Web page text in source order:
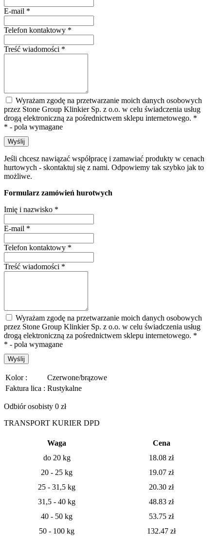
E-mail *
Telefon kontaktowy *
Treść wiadomości *
Wyrażam zgodę na przetwarzanie moich danych osobowych
przez Stone Group Klinkier Sp. z o.o. w celu świadczenia usług
drogą elektroniczną za pośrednictwem sklepu internetowego. *
* - pola wymagane
Wyślij
Jeśli chcesz nawiązać współpracę i zamawiać produkty w cenach
hurtowych - skontaktuj się z nami. Odpowiemy tak szybko jak to
możliwe.
Formularz zamówień hurotwych
Imię i nazwisko *
E-mail *
Telefon kontaktowy *
Treść wiadomości *
Wyrażam zgodę na przetwarzanie moich danych osobowych
przez Stone Group Klinkier Sp. z o.o. w celu świadczenia usług
drogą elektroniczną za pośrednictwem sklepu internetowego. *
* - pola wymagane
Wyślij
Kolor :
Czerwone/brązowe
Faktura lica : Rustykalne
Odbiór osobisty 0 zł
TRANSPORT KURIER DPD
Waga
Cena
do 20 kg
18.08 zł
20 - 25 kg
19.07 zł
25 - 31,5 kg
20.30 zł
31,5 - 40 kg
48.83 zł
40 - 50 kg
53.75 zł
50 - 100 kg
132.47 zł